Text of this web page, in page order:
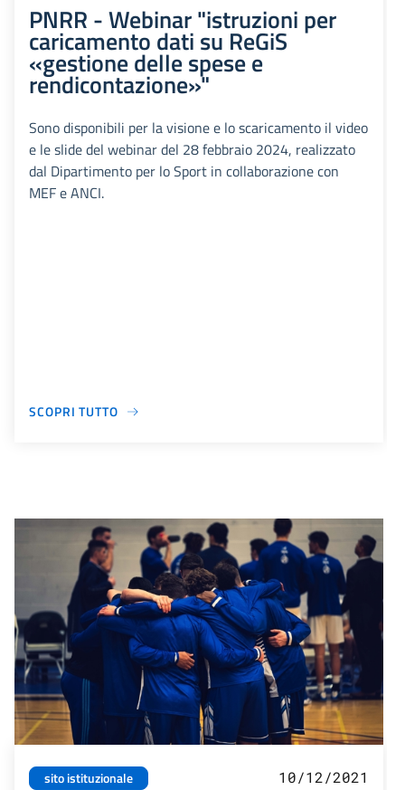
PNRR - Webinar "istruzioni per
caricamento dati su ReGiS
«gestione delle spese e
rendicontazione»"
Sono disponibili per la visione e lo scaricamento il video
e le slide del webinar del 28 febbraio 2024, realizzato
dal Dipartimento per lo Sport in collaborazione con
MEF e ANCI.
SCOPRI TUTTO
sito istituzionale
10/12/2021